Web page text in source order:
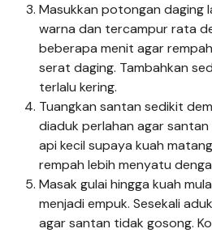
Masukkan potongan daging
warna dan tercampur rata
beberapa menit agar
serat daging. Tambahkan
terlalu kering.
Tuangkan santan sedikit
diaduk perlahan agar
api kecil supaya kuah
rempah lebih menyatu
Masak gulai hingga kuah
menjadi empuk. Sesekali
agar santan tidak gosong.